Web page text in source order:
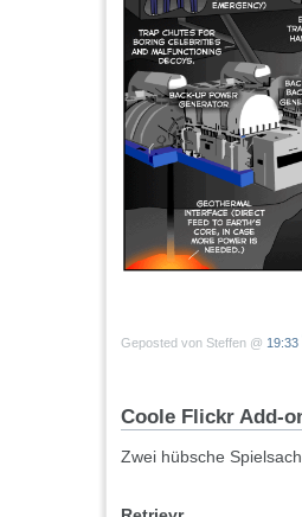
Geposted von Steffen @ 19:33
Coole Flickr Add-
Zwei hübsche